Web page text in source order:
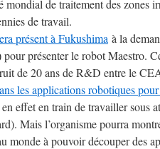
de traitement des zones
de travail.
présent à Fukushima à la
présenter le robot Maestro.
de 20 ans de R&D entre le
les applications robotiques
effet en train de travailler sous
Mais l’organisme pourra
monde à pouvoir découper des